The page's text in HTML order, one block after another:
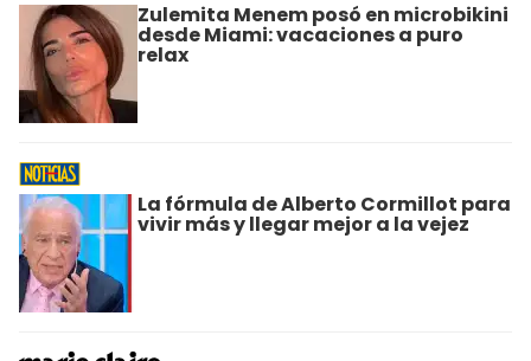
Zulemita Menem posó en microbikini
desde Miami: vacaciones a puro
relax
La fórmula de Alberto Cormillot para
vivir más y llegar mejor a la vejez